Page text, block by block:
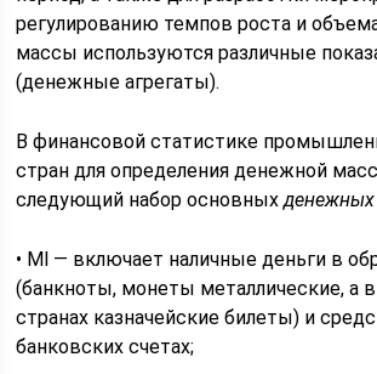
регулированию темпов роста и
массы используются различные
(денежные агрегаты).
В финансовой статистике
стран для определения денежной
следующий набор основныхденежных
• Ml — включает наличные деньги в
(банкноты, монеты металлические, а
странах казначейские билеты) и
банковских счетах;